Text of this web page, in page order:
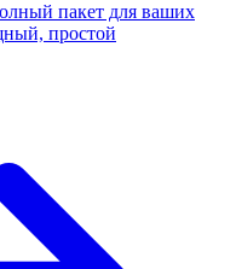
пакет для ваших
простой